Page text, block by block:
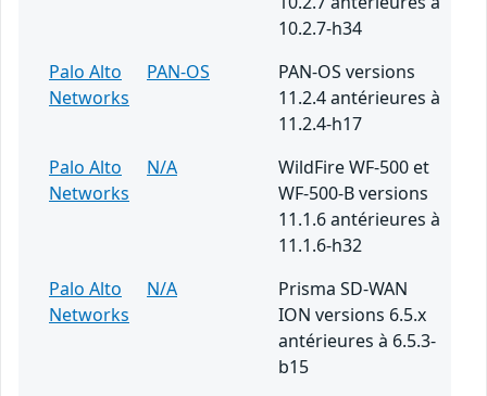
10.2.7-h34
Palo Alto
Networks
PAN-OS
PAN-OS versions
11.2.4 antérieures à
11.2.4-h17
Palo Alto
Networks
N/A
WildFire WF-500 et
WF-500-B versions
11.1.6 antérieures à
11.1.6-h32
Palo Alto
Networks
N/A
Prisma SD-WAN
ION versions 6.5.x
antérieures à 6.5.3-
b15